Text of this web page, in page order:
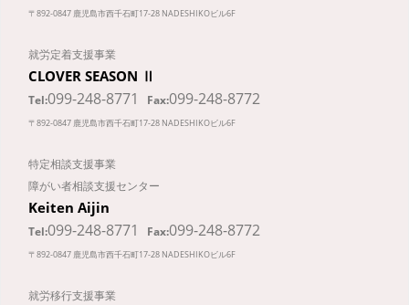
〒892-0847 鹿児島市西千石町17-28 NADESHIKOビル6F
就労定着支援事業
CLOVER SEASON Ⅱ
Tel:099-248-8771 Fax:099-248-8772
〒892-0847 鹿児島市西千石町17-28 NADESHIKOビル6F
特定相談支援事業
障がい者相談支援センター
Keiten Aijin
Tel:099-248-8771 Fax:099-248-8772
〒892-0847 鹿児島市西千石町17-28 NADESHIKOビル6F
就労移行支援事業